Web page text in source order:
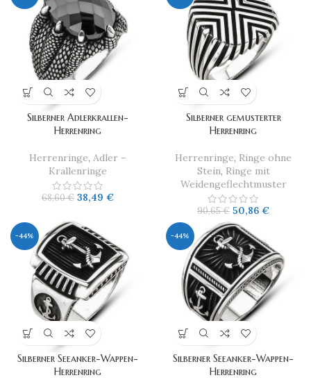
Silberner Adlerkrallen-
Herrenring
Herrenringe, Adler –
Krallenringe
68,60€ 38,49 €
Silberner gemusterter
Herrenring
Herrenringe, Ringe ohne
Stein, Ringe mit
Weidengeflechtmuster
90,65€ 50,86 €
-44%
Silberner Seeanker-Wappen-
Herrenring
-44%
Silberner Seeanker-Wappen-
Herrenring